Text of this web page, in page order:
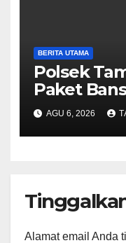
BERITA UTAMA
Polsek
Paket
Slum
81 RI
AGU 6, 2026
Alamat email Anda